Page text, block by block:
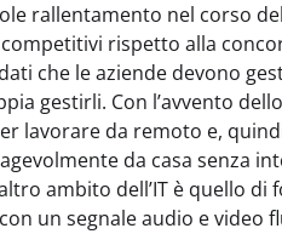
rallentamento nel corso
rispetto alla
che le aziende devono
gestirli. Con l’avvento
lavorare da remoto e,
da casa senza
ambito dell’IT è quello
un segnale audio e video